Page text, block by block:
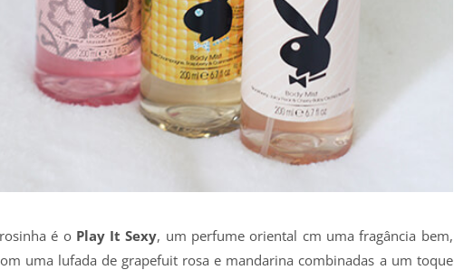
é o Play It Sexy, um perfume oriental cm uma fragância bem,
uma lufada de grapefuit rosa e mandarina combinadas a um toque